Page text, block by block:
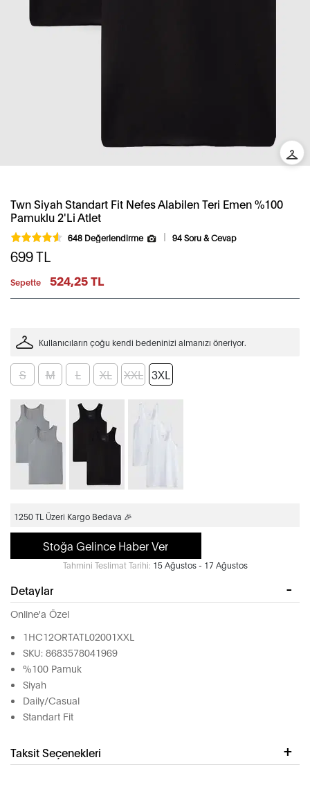
Twn Siyah Standart Fit Nefes Alabilen Teri Emen %100
Pamuklu 2'Li Atlet
648 Değerlendirme 94 Soru & Cevap
699TL
Sepette 524,25 TL
Kullanıcıların çoğu kendi bedeninizi almanızı öneriyor.
S M L XL XXL 3XL
1250 TL Üzeri Kargo Bedava 🎉
Stoğa Gelince Haber Ver
Tahmini Teslimat Tarihi: 15 Ağustos - 17 Ağustos
Detaylar
Online'a Özel
1HC12ORTATL02001XXL
SKU: 8683578041969
%100 Pamuk
Siyah
Daily/Casual
Standart Fit
Taksit Seçenekleri